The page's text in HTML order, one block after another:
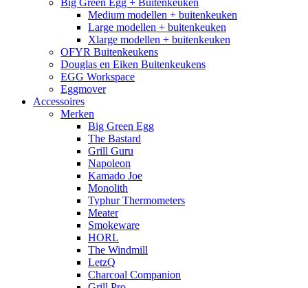
Big Green Egg + Buitenkeuken
Medium modellen + buitenkeuken
Large modellen + buitenkeuken
Xlarge modellen + buitenkeuken
OFYR Buitenkeukens
Douglas en Eiken Buitenkeukens
EGG Workspace
Eggmover
Accessoires
Merken
Big Green Egg
The Bastard
Grill Guru
Napoleon
Kamado Joe
Monolith
Typhur Thermometers
Meater
Smokeware
HORL
The Windmill
LetzQ
Charcoal Companion